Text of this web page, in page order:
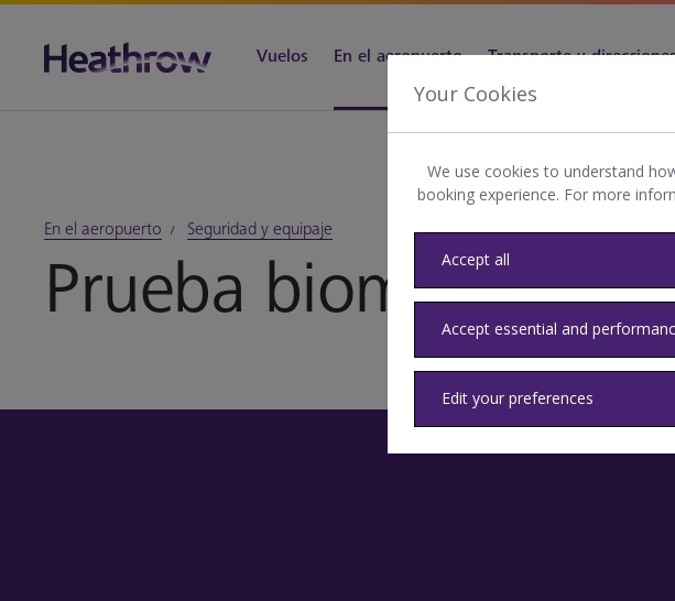
Vuelos En el aeropuerto Transporte y
En el aeropuerto Seguridad y equipaje
Prueba biométrica
Your Cookies
We use cookies to understand
booking experience. For more
Accept all
Accept essential and
Edit your preferences